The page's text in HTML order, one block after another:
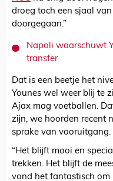
droeg toch een sjaal
doorgegaan.”
Napoli waarschuwt
transfer
Dat is een beetje het
Younes wel weer blij te
Ajax mag voetballen.
zijn, we hoorden recent
sprake van vooruitgang.
“Het blijft mooi en
trekken. Het blijft de
vond het fantastisch om